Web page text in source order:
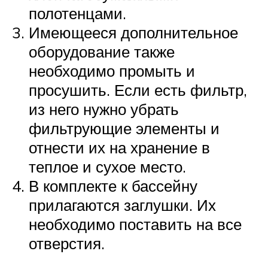
полотенцами.
Имеющееся дополнительное
оборудование также
необходимо промыть и
просушить. Если есть фильтр,
из него нужно убрать
фильтрующие элементы и
отнести их на хранение в
теплое и сухое место.
В комплекте к бассейну
прилагаются заглушки. Их
необходимо поставить на все
отверстия.